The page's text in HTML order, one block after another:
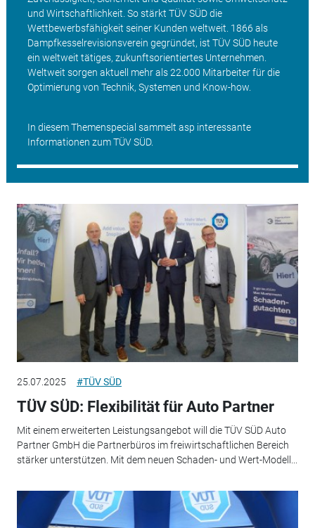
und Wirtschaftlichkeit. So stärkt TÜV SÜD die
Wettbewerbsfähigkeit seiner Kunden weltweit. 1866 als
Dampfkesselrevisionsverein gegründet, ist TÜV SÜD heute
ein weltweit tätiges, zukunftsorientiertes Unternehmen.
Weltweit sorgen aktuell mehr als 22.000 Mitarbeiter für die
Optimierung von Technik, Systemen und Know-how.
In diesem Themenspecial sammelt asp interessante
Informationen zum TÜV SÜD.
25.07.2025 #TÜV SÜD
TÜV SÜD: Flexibilität für Auto Partner
Mit einem erweiterten Leistungsangebot will die TÜV SÜD Auto
Partner GmbH die Partnerbüros im freiwirtschaftlichen Bereich
stärker unterstützen. Mit dem neuen Schaden- und Wert-Modell...